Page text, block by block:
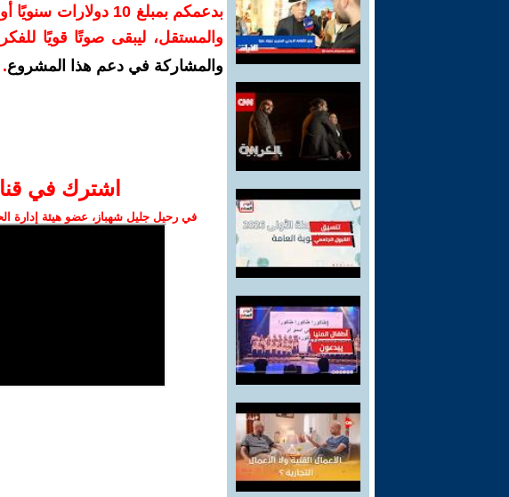
بدعمكم بمبلغ 10
والمستقل، ليبقى صوتًا قويًا
والمشاركة في دعم هذا المشروع.
اشترك في
في رحيل جليل شهباز، عضو هيئة إدارة